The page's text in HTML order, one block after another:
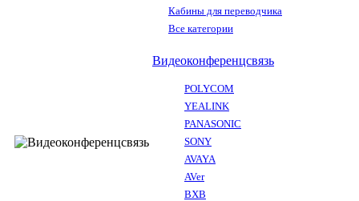
Кабины для переводчика
Все категории
Видеоконференцсвязь
POLYCOM
YEALINK
PANASONIC
SONY
AVAYA
AVer
BXB